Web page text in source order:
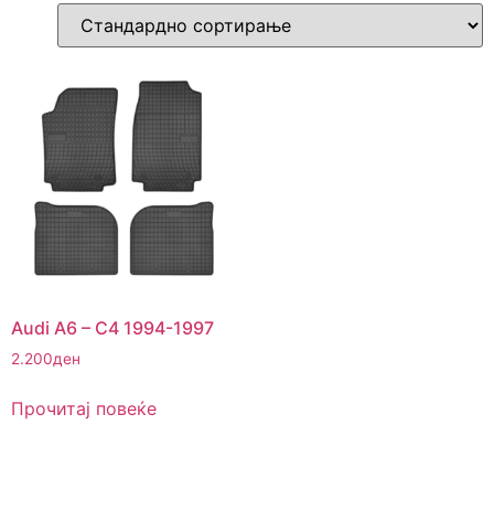
Audi A6 – C4 1994-1997
2.200ден
Прочитај повеќе